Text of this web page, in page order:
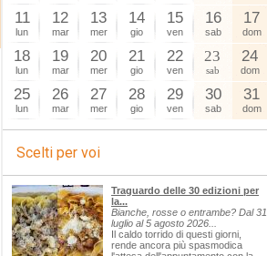
11
lun
12
mar
13
mer
14
gio
15
ven
16
sab
17
dom
18
lun
19
mar
20
mer
21
gio
22
ven
23
sab
24
dom
25
lun
26
mar
27
mer
28
gio
29
ven
30
sab
31
dom
Scelti per voi
Traguardo delle 30 edizioni per
la...
Bianche, rosse o entrambe? Dal 31
luglio al 5 agosto 2026...
Il caldo torrido di questi giorni,
rende ancora più spasmodica